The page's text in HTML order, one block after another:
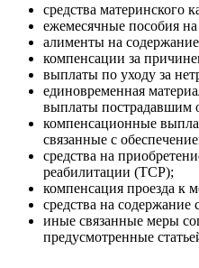
средства материнского
ежемесячные пособия на
алименты на
компенсации за
выплаты по уходу за
единовременная
выплаты пострадавшим
компенсационные
связанные с
средства на
реабилитации (ТСР);
компенсация проезда к
средства на содержание
иные связанные меры
предусмотренные